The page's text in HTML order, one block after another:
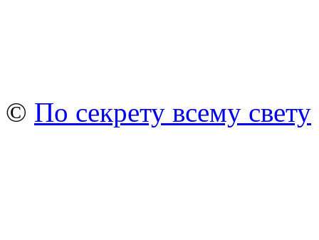
© По секрету всему свету